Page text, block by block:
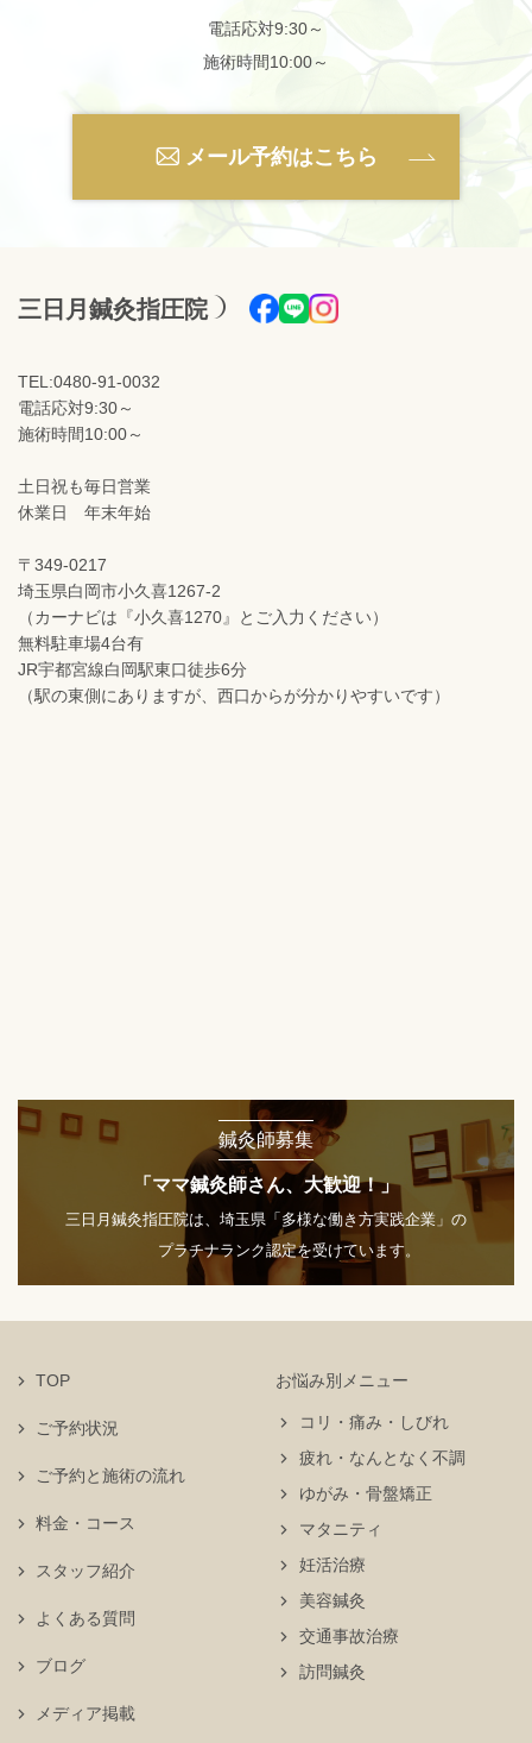
電話応対9:30～
施術時間10:00～
メール予約はこちら
三日月鍼灸指圧院
TEL:0480-91-0032
電話応対9:30～
施術時間10:00～
土日祝も毎日営業
休業日 年末年始
〒349-0217
埼玉県白岡市小久喜1267-2
（カーナビは『小久喜1270』とご入力ください）
無料駐車場4台有
JR宇都宮線白岡駅東口徒歩6分
（駅の東側にありますが、西口からが分かりやすいです）
鍼灸師募集
「ママ鍼灸師さん、大歓迎！」
三日月鍼灸指圧院は、埼玉県「多様な働き方実践企業」の
プラチナランク認定を受けています。
TOP
ご予約状況
お悩み別メニュー
コリ・痛み・しびれ
疲れ・なんとなく不調
ゆがみ・骨盤矯正
マタニティ
妊活治療
美容鍼灸
交通事故治療
訪問鍼灸
ご予約と施術の流れ
料金・コース
スタッフ紹介
よくある質問
ブログ
メディア掲載